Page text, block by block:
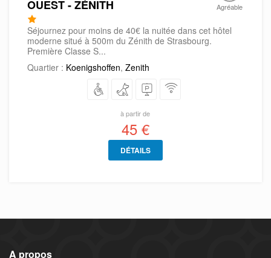
OUEST - ZÉNITH
Agréable
Séjournez pour moins de 40€ la nuitée dans cet hôtel
moderne situé à 500m du Zénith de Strasbourg.
Première Classe S...
Quartier : Koenigshoffen, Zenith
à partir de
45 €
DÉTAILS
A propos